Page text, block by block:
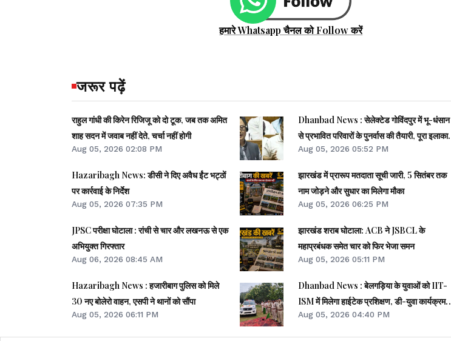
हमारे Whatsapp चैनल को Follow करें
जरूर पढ़ें
राहुल गांधी की किरेन रिजिजू को दो टूक, जब तक अमित
शाह सदन में जवाब नहीं देते, चर्चा नहीं होगी
Aug 05, 2026 02:08 PM
Hazaribagh News: डीसी ने दिए अवैध ईंट भट्ठों
पर कार्रवाई के निर्देश
Aug 05, 2026 07:35 PM
JPSC परीक्षा घोटाला : रांची से चार और लखनऊ से एक
अभियुक्त गिरफ्तार
Aug 06, 2026 08:45 AM
Hazaribagh News : हजारीबाग पुलिस को मिले
30 नए बोलेरो वाहन, एसपी ने थानों को सौंपा
Aug 05, 2026 06:11 PM
Dhanbad News : सेलेक्टेड गोविंदपुर में भू-धंसान
से प्रभावित परिवारों के पुनर्वास की तैयारी, पूरा इलाका
डेंजर जोन
Aug 05, 2026 05:52 PM
झारखंड में प्रारूप मतदाता सूची जारी, 5 सितंबर तक
नाम जोड़ने और सुधार का मिलेगा मौका
Aug 05, 2026 06:25 PM
झारखंड शराब घोटाला: ACB ने JSBCL के
महाप्रबंधक समेत चार को फिर भेजा समन
Aug 05, 2026 05:11 PM
Dhanbad News : बेलगड़िया के युवाओं को IIT-
ISM में मिलेगा हाईटेक प्रशिक्षण, डी-युवा कार्यक्रम
शुरू
Aug 05, 2026 04:40 PM